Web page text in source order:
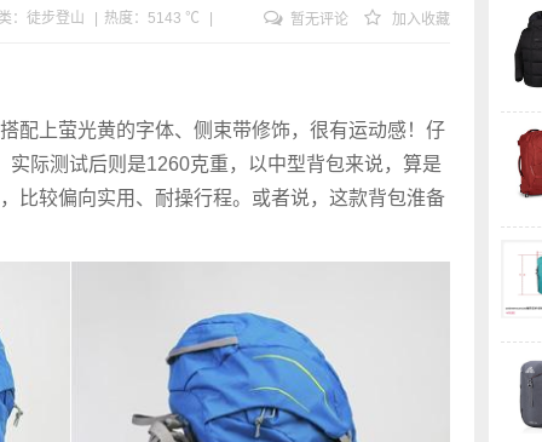
： 徒步登山 热度：5143 ℃ 暂无评论 加入收藏
配上萤光黄的字体、侧束带修饰，很有运动感！仔
际测试后则是1260克重，以中型背包来说，算是
比较偏向实用、耐操行程。或者说，这款背包淮备